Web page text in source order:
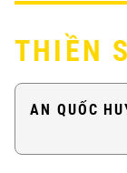
THIỀN
AN QUỐC